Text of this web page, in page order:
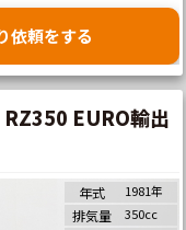
依頼をする
EURO輸出
年式 1981年
排気量 350cc